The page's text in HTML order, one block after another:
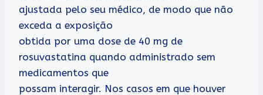
ajustada pelo seu médico, de modo que não
exceda a exposição
obtida por uma dose de 40 mg de
rosuvastatina quando administrado sem
medicamentos que
possam interagir. Nos casos em que houver